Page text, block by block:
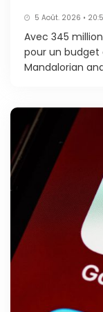
5 Août. 2026 •
Avec 345
pour un budget
Mandalorian